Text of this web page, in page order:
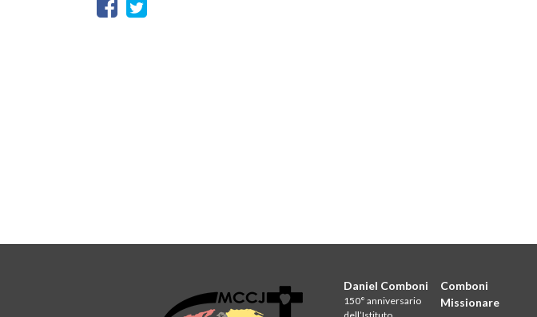
Daniel Comboni
150° anniversario
Comboni
Missionare